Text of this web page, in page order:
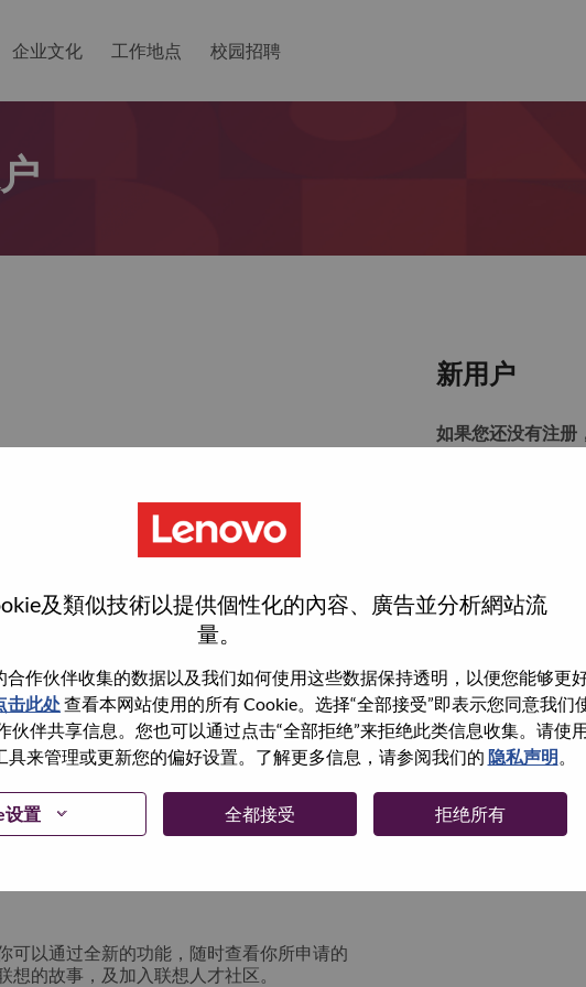
及類似技術以提供個性化的內容、廣告並分析網站流
量。
作伙伴收集的数据以及我们如何使用这些数据保持透明，以便您能够更
击此处查看本网站使用的所有 Cookie。选择“全部接受”即表示您同意我们
伙伴共享信息。您也可以通过点击“全部拒绝”来拒绝此类信息收集。请使
具来管理或更新您的偏好设置。了解更多信息，请参阅我们的 隐私声明。
设置 全都接受 拒绝所有
企业文化 工作地点 校园招聘
存于系统中；你可以选择“忘记密码”重新
们的人力资源团队
可以通过全新的功能，随时查看你所申请的
的故事，及加入联想人才社区。
新用户
如果您还没有注册